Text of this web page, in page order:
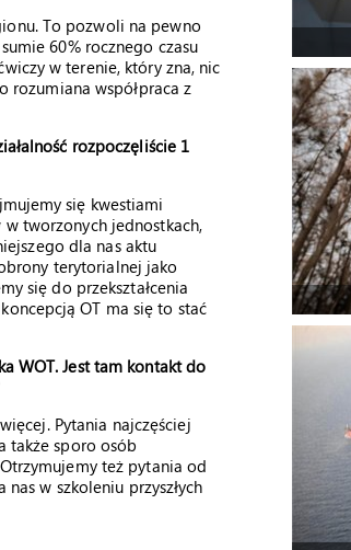
To pozwoli na pewno
60% rocznego czasu
w terenie, który zna, nic
rozumiana współpraca z
rozpoczęliście 1
się kwestiami
tworzonych jednostkach,
dla nas aktu
terytorialnej jako
się do przekształcenia
OT ma się to stać
WOT. Jest tam kontakt do
Pytania najczęściej
także sporo osób
też pytania od
w szkoleniu przyszłych